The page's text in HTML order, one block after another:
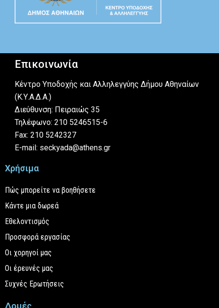
Επικοινωνία
Κέντρο Υποδοχής και Αλληλεγγύης Δήμου Αθηναίων
(Κ.Υ.Α.Δ.Α.)
Διεύθυνση: Πειραιώς 35
Τηλέφωνο: 210 5246515-6
Fax: 210 5242327
E-mail: seckyada@athens.gr
Χρήσιμα
Πώς μπορείτε να βοηθήσετε
Κάντε μια δωρεά
Εθελοντισμός
Προσφορά εργασίας
Οι χορηγοί μας
Οι έρευνές μας
Συχνές Ερωτήσεις
Δομές